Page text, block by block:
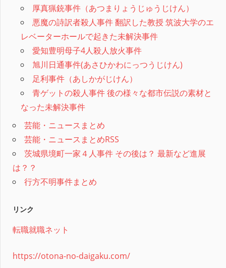
厚真猟銃事件（あつまりょうじゅうじけん）
悪魔の詩訳者殺人事件 翻訳した教授 筑波大学のエ
レベーターホールで起きた未解決事件
愛知豊明母子4人殺人放火事件
旭川日通事件(あさひかわにっつうじけん)
足利事件（あしかがじけん）
青ゲットの殺人事件 後の様々な都市伝説の素材と
なった未解決事件
芸能・ニュースまとめ
芸能・ニュースまとめRSS
茨城県境町一家４人事件 その後は？ 最新など進展
は？？
行方不明事件まとめ
リンク
転職就職ネット
https://otona-no-daigaku.com/